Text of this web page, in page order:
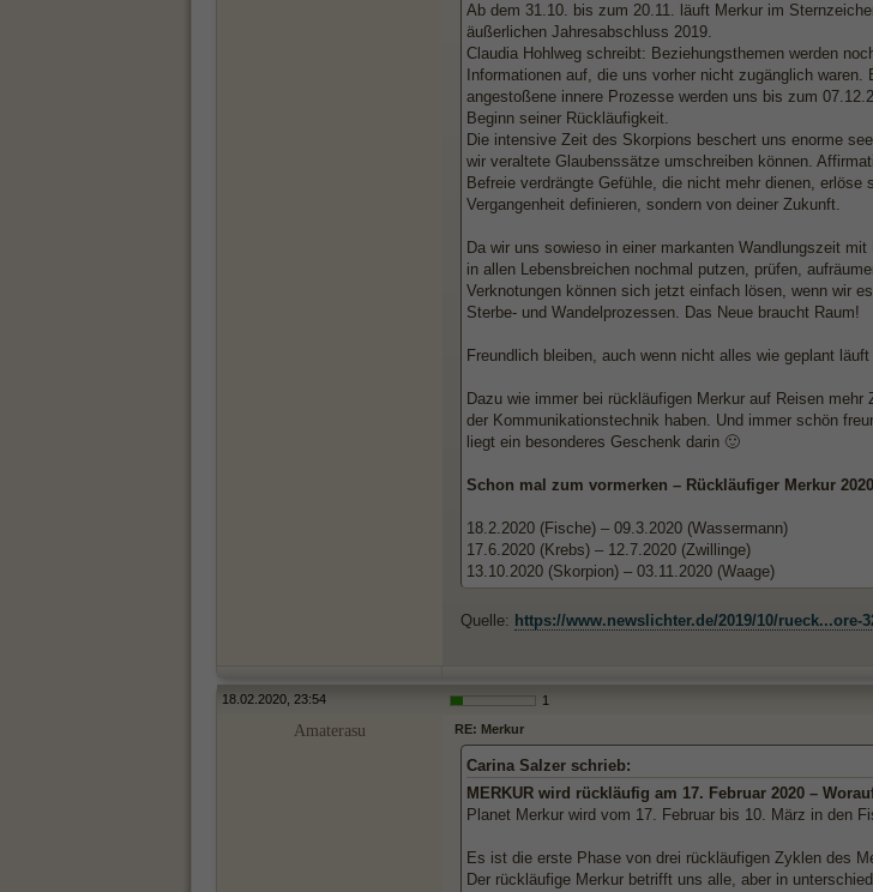
Ab dem 31.10. bis zum 20.11. läuft Merkur im
äußerlichen Jahresabschluss 2019.
Claudia Hohlweg schreibt: Beziehungsthemen werden
Informationen auf, die uns vorher nicht zugänglich
angestoßene innere Prozesse werden uns bis zum
Beginn seiner Rückläufigkeit.
Die intensive Zeit des Skorpions beschert uns enorme
wir veraltete Glaubenssätze umschreiben können.
Befreie verdrängte Gefühle, die nicht mehr dienen,
Vergangenheit definieren, sondern von deiner Zukunft.
Da wir uns sowieso in einer markanten Wandlungszeit
in allen Lebensbreichen nochmal putzen, prüfen,
Verknotungen können sich jetzt einfach lösen, wenn wir
Sterbe- und Wandelprozessen. Das Neue braucht Raum!
Freundlich bleiben, auch wenn nicht alles wie geplant läuft
Dazu wie immer bei rückläufigen Merkur auf Reisen
der Kommunikationstechnik haben. Und immer schön
liegt ein besonderes Geschenk darin 🙂
Schon mal zum vormerken – Rückläufiger Merkur
18.2.2020 (Fische) – 09.3.2020 (Wassermann)
17.6.2020 (Krebs) – 12.7.2020 (Zwillinge)
13.10.2020 (Skorpion) – 03.11.2020 (Waage)
Quelle: https://www.newslichter.de/2019/10/rueck...ore-
18.02.2020, 23:54 1
Amaterasu RE: Merkur
Carina Salzer schrieb:
MERKUR wird rückläufig am 17. Februar 2020 –
Planet Merkur wird vom 17. Februar bis 10. März in den
Es ist die erste Phase von drei rückläufigen Zyklen des
Der rückläufige Merkur betrifft uns alle, aber in